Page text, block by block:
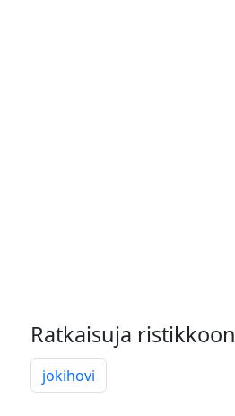
Ratkaisuja ristikkoon
jokihovi